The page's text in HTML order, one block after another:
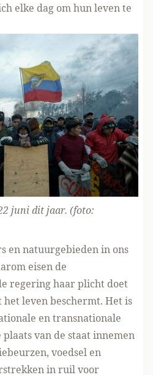
elke dag om hun leven te
juni dit jaar. (foto:
en natuurgebieden in ons
eisen de
regering haar plicht doet
leven beschermt. Het is
en transnationale
van de staat innemen
voedsel en
in ruil voor